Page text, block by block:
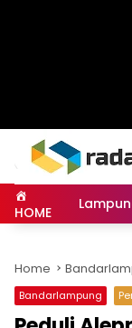
HOME
Home
Bandarlampung